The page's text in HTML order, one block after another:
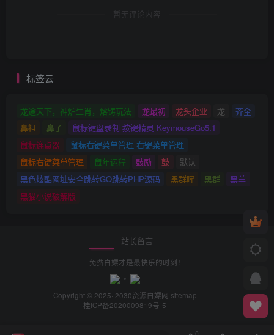
暂无评论内容
标签云
龙途天下，神炉生肖，熔铸玩法 龙最初 龙头企业 龙
齐全
鼻祖
鼻子
鼠标键盘录制 按键精灵 KeymouseGo5.1
鼠标连点器
鼠标右键菜单管理 右键菜单管理
鼠标右键菜单管理
鼠年运程 鼓励 鼓
默认
黑色炫酷网址安全跳转GO跳转PHP源码
黑群晖 黑群
黑羊
黑猫小说破解版
站长留言
免费白嫖才是最快乐的时刻！
Copyright © 2025· 2030资源白嫖网 sitemap
桂ICP备2020009819号-5